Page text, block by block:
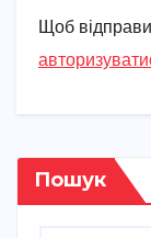
Щоб
Пошук